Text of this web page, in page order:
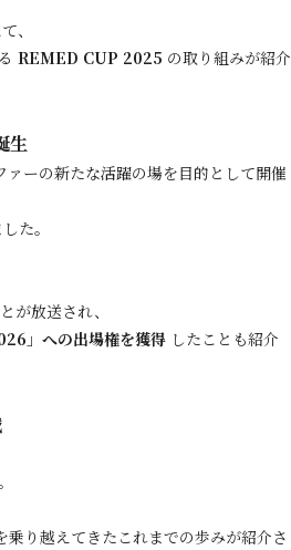
、
REMED CUP 2025 の取り組みが紹介
生
ーの新たな活躍の場を目的として開催
た。
が放送され、
」への出場権を獲得したことも紹介
り越えてきたこれまでの歩みが紹介さ